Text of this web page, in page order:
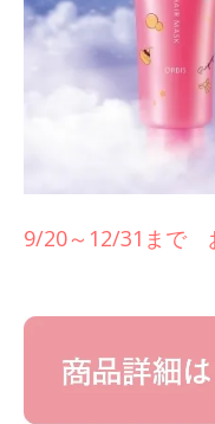
9/20～12/31まで